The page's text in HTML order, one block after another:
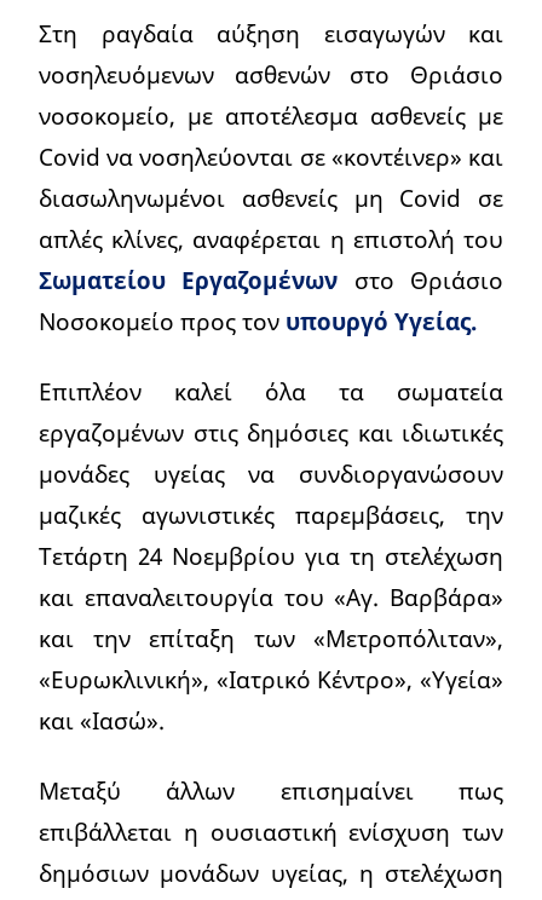
Στη ραγδαία αύξηση εισαγωγών και
νοσηλευόμενων ασθενών στο Θριάσιο
νοσοκομείο, με αποτέλεσμα ασθενείς με
Covid να νοσηλεύονται σε «κοντέινερ» και
διασωληνωμένοι ασθενείς μη Covid σε
απλές κλίνες, αναφέρεται η επιστολή του
Σωματείου Εργαζομένων στο Θριάσιο
Νοσοκομείο προς τον υπουργό Υγείας.
Επιπλέον καλεί όλα τα σωματεία
εργαζομένων στις δημόσιες και ιδιωτικές
μονάδες υγείας να συνδιοργανώσουν
μαζικές αγωνιστικές παρεμβάσεις, την
Τετάρτη 24 Νοεμβρίου για τη στελέχωση
και επαναλειτουργία του «Αγ. Βαρβάρα»
και την επίταξη των «Μετροπόλιταν»,
«Ευρωκλινική», «Ιατρικό Κέντρο», «Υγεία»
και «Ιασώ».
Μεταξύ άλλων επισημαίνει πως
επιβάλλεται η ουσιαστική ενίσχυση των
δημόσιων μονάδων υγείας, η στελέχωση